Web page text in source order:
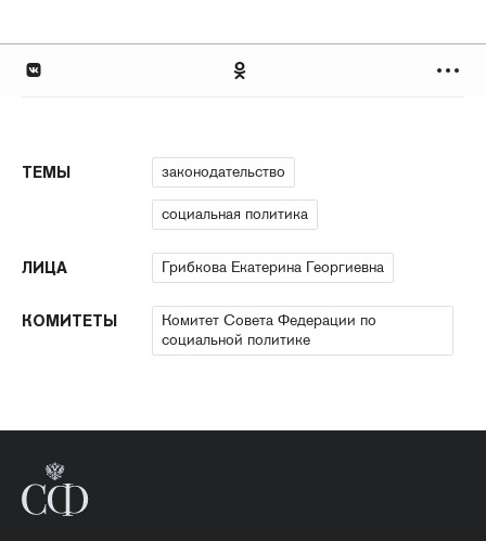
ТЕМЫ законодательство
социальная политика
ЛИЦА Грибкова Екатерина Георгиевна
КОМИТЕТЫ
Комитет Совета Федерации по
социальной политике